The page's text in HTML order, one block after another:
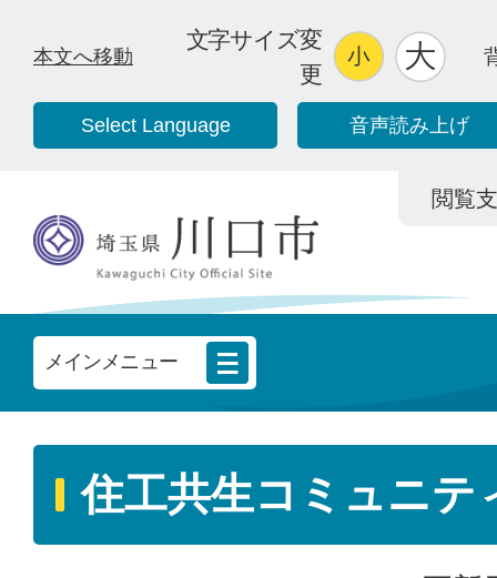
本文へ移動
文字サイズ変
更
Select Language 音声読み上げ
閲覧
メインメニュー
住工共生コミュニテ